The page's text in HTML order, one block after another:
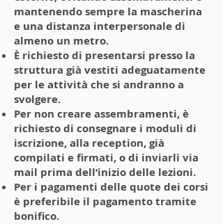
mantenendo sempre la mascherina
e una distanza interpersonale di
almeno un metro.
È richiesto di presentarsi presso la
struttura già vestiti adeguatamente
per le attività che si andranno a
svolgere.
Per non creare assembramenti, è
richiesto di consegnare i moduli di
iscrizione, alla reception, già
compilati e firmati, o di inviarli via
mail prima dell’inizio delle lezioni.
Per i pagamenti delle quote dei corsi
è preferibile il pagamento tramite
bonifico.